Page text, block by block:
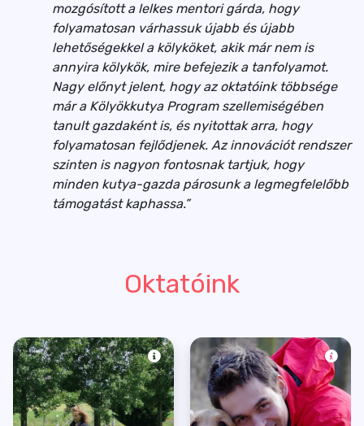
mozgósított a lelkes mentori gárda, hogy
folyamatosan várhassuk újabb és újabb
lehetőségekkel a kölyköket, akik már nem is
annyira kölykök, mire befejezik a tanfolyamot.
Nagy előnyt jelent, hogy az oktatóink többsége
már a Kölyökkutya Program szellemiségében
tanult gazdaként is, és nyitottak arra, hogy
folyamatosan fejlődjenek. Az innovációt rendszer
szinten is nagyon fontosnak tartjuk, hogy
minden kutya-gazda párosunk a legmegfelelőbb
támogatást kaphassa.”
Oktatóink